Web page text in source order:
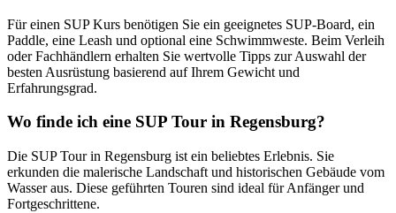
Für einen SUP Kurs benötigen Sie ein geeignetes SUP-Board, ein
Paddle, eine Leash und optional eine Schwimmweste. Beim Verleih
oder Fachhändlern erhalten Sie wertvolle Tipps zur Auswahl der
besten Ausrüstung basierend auf Ihrem Gewicht und
Erfahrungsgrad.
Wo finde ich eine SUP Tour in Regensburg?
Die SUP Tour in Regensburg ist ein beliebtes Erlebnis. Sie
erkunden die malerische Landschaft und historischen Gebäude vom
Wasser aus. Diese geführten Touren sind ideal für Anfänger und
Fortgeschrittene.